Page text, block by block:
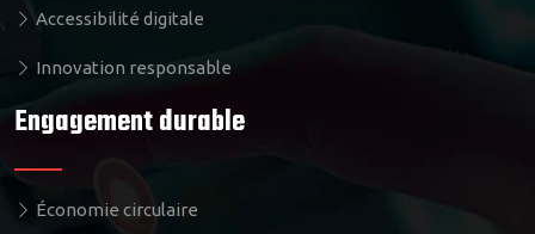
Accessibilité digitale
Innovation responsable
Engagement durable
Économie circulaire